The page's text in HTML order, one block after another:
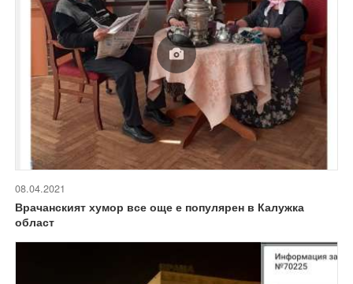
08.04.2021
Врачанският хумор все още е популярен в Калужка
област